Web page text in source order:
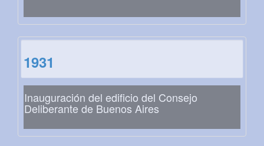
1931
Inauguración del edificio del Consejo
Deliberante de Buenos Aires